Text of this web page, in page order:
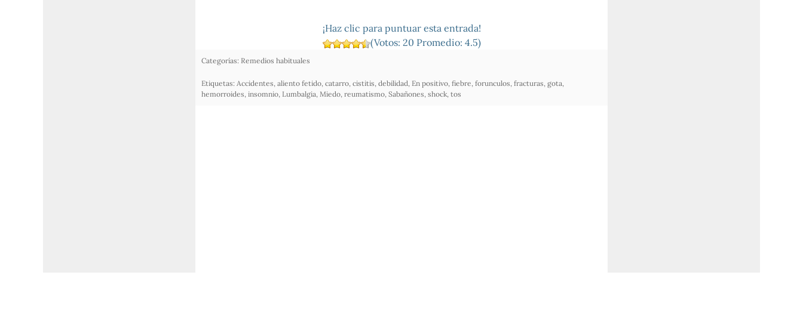
¡Haz clic para puntuar esta entrada!
(Votos: 20 Promedio: 4.5)
Categorías: Remedios habituales
Etiquetas: Accidentes, aliento fetido, catarro, cistitis, debilidad, En positivo, fiebre, forunculos, fracturas, gota,
hemorroides, insomnio, Lumbalgia, Miedo, reumatismo, Sabañones, shock, tos